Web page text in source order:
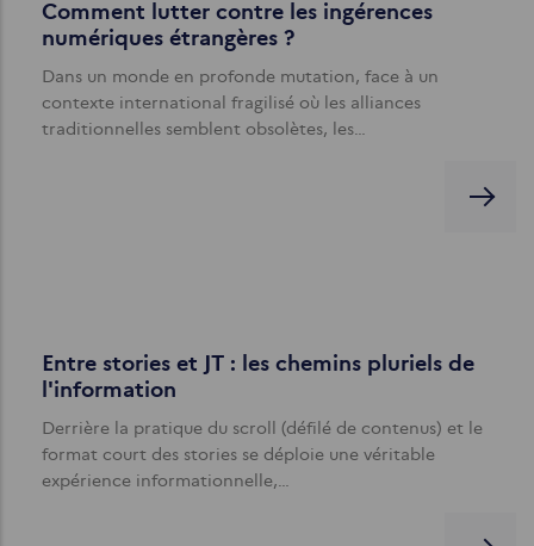
Comment lutter contre les ingérences
numériques étrangères ?
Dans un monde en profonde mutation, face à un
contexte international fragilisé où les alliances
traditionnelles semblent obsolètes, les…
Entre stories et JT : les chemins pluriels de
l'information
Derrière la pratique du scroll (défilé de contenus) et le
format court des stories se déploie une véritable
expérience informationnelle,…